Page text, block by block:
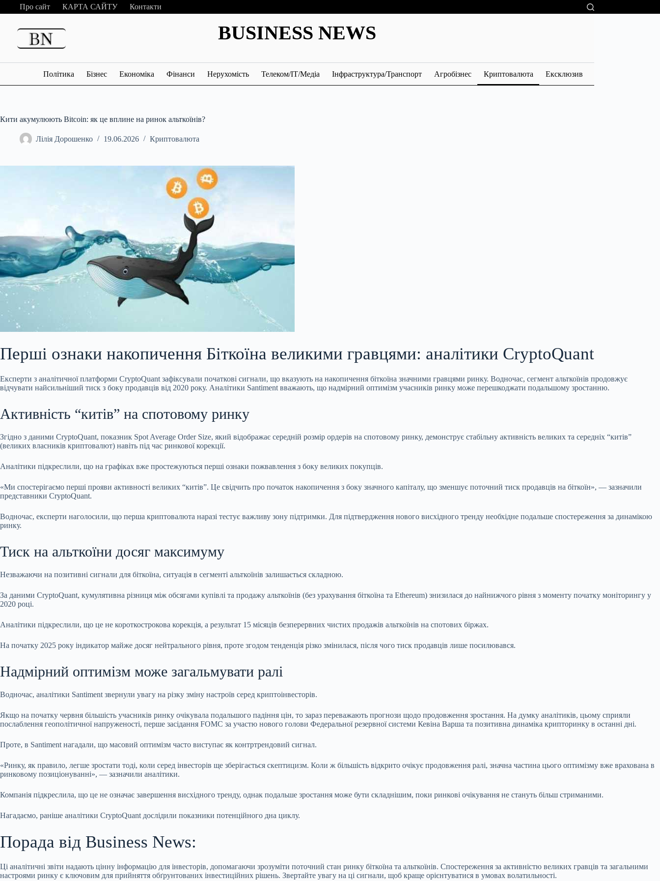
Перейти
до
Про сайт КАРТА САЙТУ Контакти
BUSINESS NEWS
Політика Бізнес Економіка Фінанси Нерухомість Телеком/ІТ/Медіа Інфраструктура/Транспорт Агробізнес Криптовалюта Ексклюзив
Кити акумулюють Bitcoin: як це вплине на ринок альткоїнів?
Лілія Дорошенко 19.06.2026 Криптовалюта
Перші ознаки накопичення Біткоїна великими гравцями: аналітики CryptoQuant
Експерти з аналітичної платформи CryptoQuant зафіксували початкові сигнали, що вказують на накопичення біткоїна значними гравцями ринку. Водночас, сегмент альткоїнів продовжує
відчувати найсильніший тиск з боку продавців від 2020 року. Аналітики Santiment вважають, що надмірний оптимізм учасників ринку може перешкоджати подальшому зростанню.
Активність “китів” на спотовому ринку
Згідно з даними CryptoQuant, показник Spot Average Order Size, який відображає середній розмір ордерів на спотовому ринку, демонструє стабільну активність великих та середніх “китів”
(великих власників криптовалют) навіть під час ринкової корекції.
Аналітики підкреслили, що на графіках вже простежуються перші ознаки пожвавлення з боку великих покупців.
«Ми спостерігаємо перші прояви активності великих “китів”. Це свідчить про початок накопичення з боку значного капіталу, що зменшує поточний тиск продавців на біткоїн», — зазначили
представники CryptoQuant.
Водночас, експерти наголосили, що перша криптовалюта наразі тестує важливу зону підтримки. Для підтвердження нового висхідного тренду необхідне подальше спостереження за динамікою
ринку.
Тиск на альткоїни досяг максимуму
Незважаючи на позитивні сигнали для біткоїна, ситуація в сегменті альткоїнів залишається складною.
За даними CryptoQuant, кумулятивна різниця між обсягами купівлі та продажу альткоїнів (без урахування біткоїна та Ethereum) знизилася до найнижчого рівня з моменту початку моніторингу у
2020 році.
Аналітики підкреслили, що це не короткострокова корекція, а результат 15 місяців безперервних чистих продажів альткоїнів на спотових біржах.
На початку 2025 року індикатор майже досяг нейтрального рівня, проте згодом тенденція різко змінилася, після чого тиск продавців лише посилювався.
Надмірний оптимізм може загальмувати ралі
Водночас, аналітики Santiment звернули увагу на різку зміну настроїв серед криптоінвесторів.
Якщо на початку червня більшість учасників ринку очікувала подальшого падіння цін, то зараз переважають прогнози щодо продовження зростання. На думку аналітиків, цьому сприяли
послаблення геополітичної напруженості, перше засідання FOMC за участю нового голови Федеральної резервної системи Кевіна Варша та позитивна динаміка крипторинку в останні дні.
Проте, в Santiment нагадали, що масовий оптимізм часто виступає як контртрендовий сигнал.
«Ринку, як правило, легше зростати тоді, коли серед інвесторів ще зберігається скептицизм. Коли ж більшість відкрито очікує продовження ралі, значна частина цього оптимізму вже врахована в
ринковому позиціонуванні», — зазначили аналітики.
Компанія підкреслила, що це не означає завершення висхідного тренду, однак подальше зростання може бути складнішим, поки ринкові очікування не стануть більш стриманими.
Нагадаємо, раніше аналітики CryptoQuant дослідили показники потенційного дна циклу.
Порада від Business News:
Ці аналітичні звіти надають цінну інформацію для інвесторів, допомагаючи зрозуміти поточний стан ринку біткоїна та альткоїнів. Спостереження за активністю великих гравців та загальними
настроями ринку є ключовим для прийняття обґрунтованих інвестиційних рішень. Звертайте увагу на ці сигнали, щоб краще орієнтуватися в умовах волатильності.